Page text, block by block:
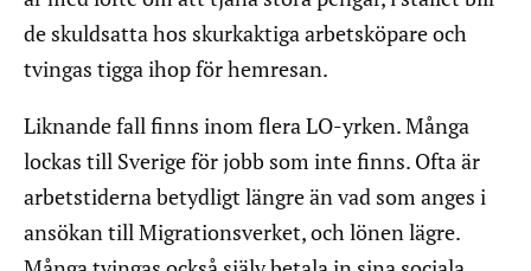
de skuldsatta hos skurkaktiga arbetsköpare och
tvingas tigga ihop för hemresan.
Liknande fall finns inom flera LO-yrken. Många
lockas till Sverige för jobb som inte finns. Ofta är
arbetstiderna betydligt längre än vad som anges i
ansökan till Migrationsverket, och lönen lägre.